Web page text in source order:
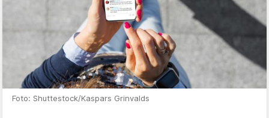
Foto: Shuttestock/Kaspars Grinvalds